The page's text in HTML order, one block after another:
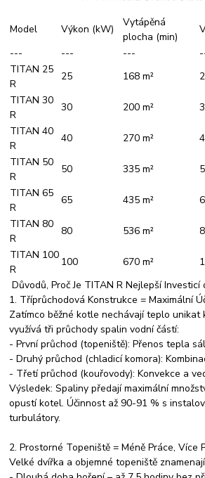
Model Výkon (kW)
Vytápěná
plocha (min)
---
--- ---
TITAN 25
R
25 168 m²
TITAN 30
R
30 200 m²
TITAN 40
R
40 270 m²
TITAN 50
R
50 335 m²
TITAN 65
R
65 435 m²
TITAN 80
R
80 536 m²
TITAN 100
R
100 670 m²
Důvodů, Proč Je TITAN R Nejlepší
1. Tříprůchodová Konstrukce = Maximální
Zatímco běžné kotle nechávají teplo unikat
využívá tři průchody spalin vodní částí:
- První průchod (topeniště): Přenos tepla
- Druhý průchod (chladicí komora):
- Třetí průchod (kouřovody): Konvekce a
Výsledek: Spaliny předají maximální
opustí kotel. Účinnost až 90-91 % s
turbulátory.
2. Prostorné Topeniště = Méně Práce, Více
Velké dvířka a objemné topeniště